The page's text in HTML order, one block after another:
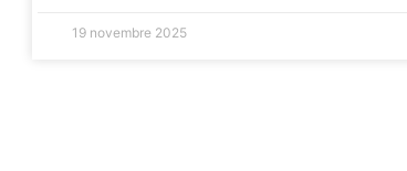
19 novembre 2025